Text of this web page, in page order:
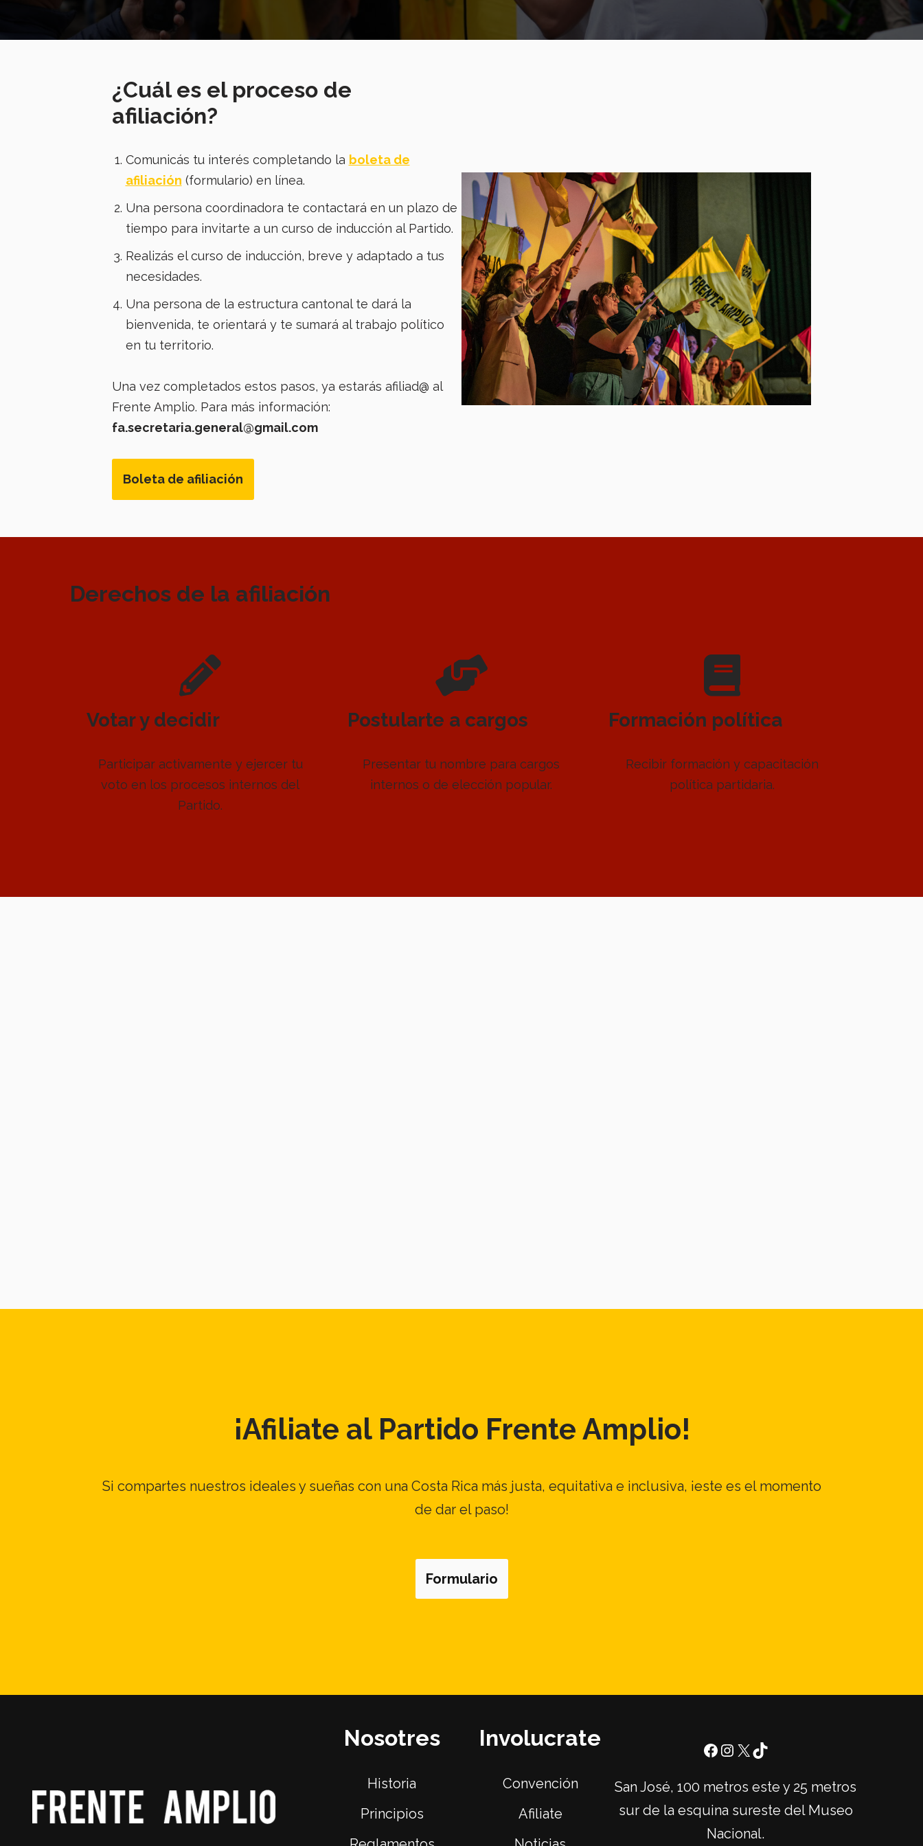
¿Cuál es el proceso de
afiliación?
Comunicás tu interés completando la boleta de
afiliación (formulario) en línea.
Una persona coordinadora te contactará en un plazo de
tiempo para invitarte a un curso de inducción al Partido.
Realizás el curso de inducción, breve y adaptado a tus
necesidades.
Una persona de la estructura cantonal te dará la
bienvenida, te orientará y te sumará al trabajo político
en tu territorio.
Una vez completados estos pasos, ya estarás afiliad@ al
Frente Amplio. Para más información:
fa.secretaria.general@gmail.com
Boleta de afiliación
Derechos de la afiliación
Votar y decidir
Participar activamente y ejercer tu
voto en los procesos internos del
Partido.
Postularte a cargos
Presentar tu nombre para cargos
internos o de elección popular.
Formación política
Recibir formación y capacitación
política partidaria.
¡Afiliate al Partido Frente Amplio!
Si compartes nuestros ideales y sueñas con una Costa Rica más justa, equitativa e inclusiva, ¡este es el momento
de dar el paso!
Formulario
Nosotres
Historia
Principios
Involucrate
Convención
Afiliate
San José, 100 metros este y 25 metros
sur de la esquina sureste del Museo
Nacional.